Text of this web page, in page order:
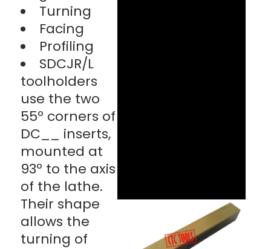
Turning
Facing
Profiling
SDCJR/L
toolholders
use the two
55º corners of
DC__ inserts,
mounted at
93º to the axis
of the lathe.
Their shape
allows the
turning of